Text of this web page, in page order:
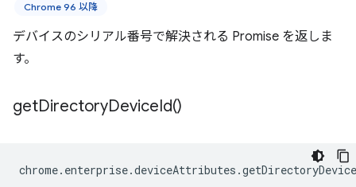
Chrome 96 以降
デバイスのシリアル番号で解決される Promise を返しま
す。
getDirectoryDeviceId()
chrome. enterprise.deviceAttributes .